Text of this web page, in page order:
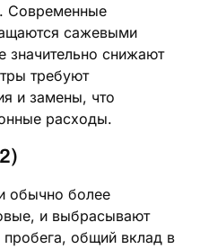
Современные
сажевыми
значительно снижают
требуют
и замены, что
расходы.
обычно более
и выбрасывают
общий вклад в